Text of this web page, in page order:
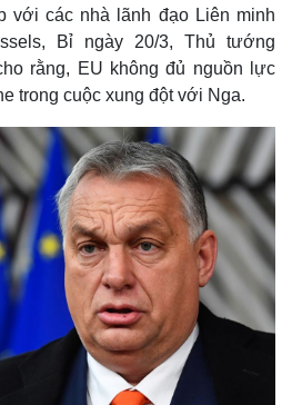
với các nhà lãnh đạo Liên minh
Bỉ ngày 20/3, Thủ tướng
rằng, EU không đủ nguồn lực
trong cuộc xung đột với Nga.